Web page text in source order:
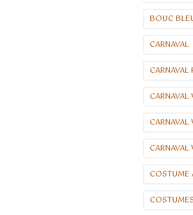
BOUC
CARNAVAL
CARNAVAL
COSTUME